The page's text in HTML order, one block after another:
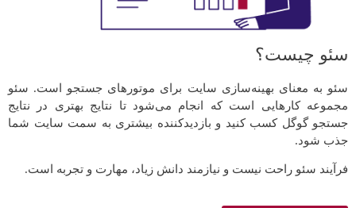
سئو چیست؟
سئو به معنای بهینه‌سازی سایت برای موتورهای جستجو است. سئو
مجموعه کارهایی است که انجام می‌شود تا نتایج بهتری در نتایج
جستجو گوگل کسب کنید و بازدیدکننده بیشتری به سمت سایت شما
جذب شود.
فرآیند سئو راحت نیست و نیازمند دانش زیاد، مهارت و تجربه است.